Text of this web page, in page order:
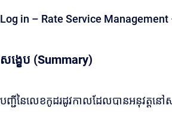
Log in – Rate Service Management
សង្ខេប (Summary)
បញ្ជីនៃលេខកូដរដូវកាលដែលបានអនុវត្តន